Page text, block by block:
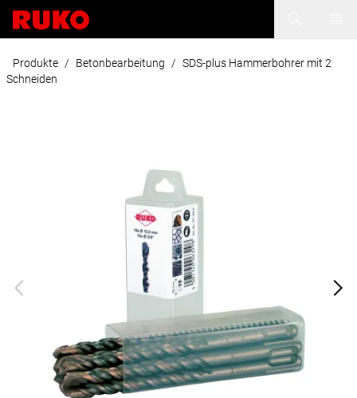
Produkte / Betonbearbeitung / SDS-plus Hammerbohrer mit 2
Schneiden